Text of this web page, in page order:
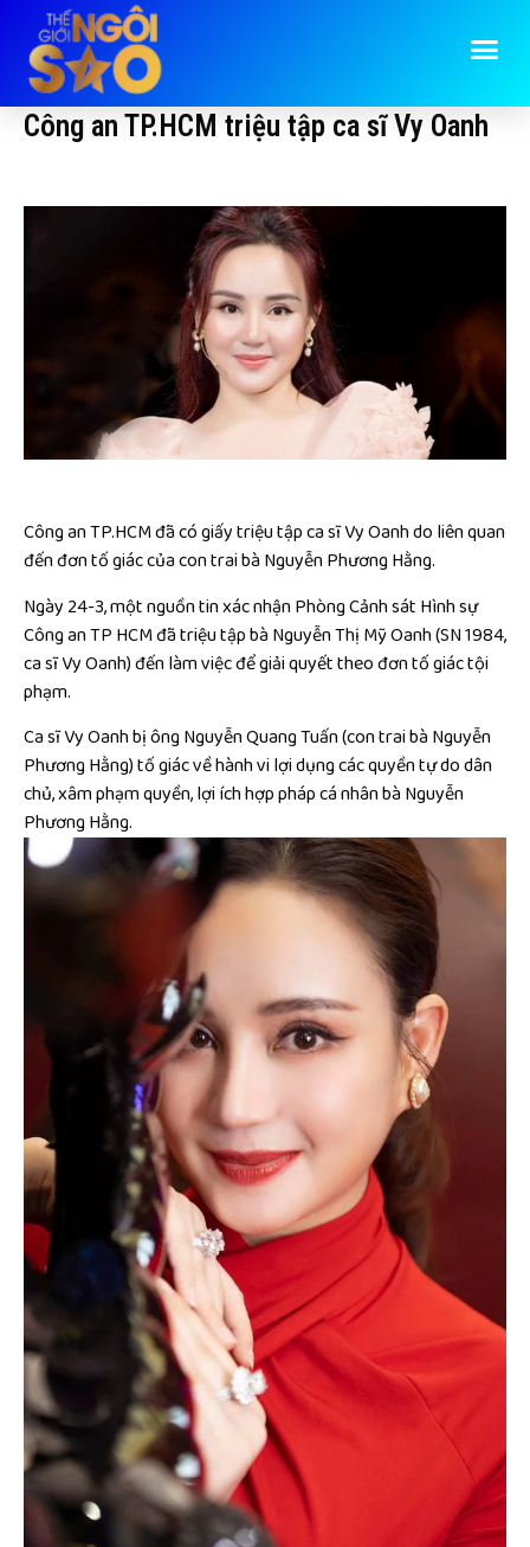
Công an TP.HCM triệu tập ca sĩ Vy Oanh
Công an TP.HCM đã có giấy triệu tập ca sĩ Vy Oanh do liên quan
đến đơn tố giác của con trai bà Nguyễn Phương Hằng.
Ngày 24-3, một nguồn tin xác nhận Phòng Cảnh sát Hình sự
Công an TP HCM đã triệu tập bà Nguyễn Thị Mỹ Oanh (SN 1984,
ca sĩ Vy Oanh) đến làm việc để giải quyết theo đơn tố giác tội
phạm.
Ca sĩ Vy Oanh bị ông Nguyễn Quang Tuấn (con trai bà Nguyễn
Phương Hằng) tố giác về hành vi lợi dụng các quyền tự do dân
chủ, xâm phạm quyền, lợi ích hợp pháp cá nhân bà Nguyễn
Phương Hằng.